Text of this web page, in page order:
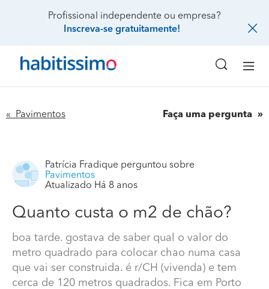
Profissional independente ou empresa?
Inscreva-se gratuitamente!
« Pavimentos Faça uma pergunta
Patrícia Fradique perguntou sobre
Pavimentos
Atualizado Há 8 anos
Quanto custa o m2 de chão?
boa tarde. gostava de saber qual o valor do
metro quadrado para colocar chao numa casa
que vai ser construida. é r/CH (vivenda) e tem
cerca de 120 metros quadrados. Fica em Porto